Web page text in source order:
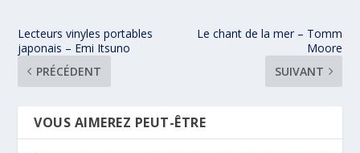
Lecteurs vinyles portables
japonais – Emi Itsuno
PRÉCÉDENT
Le chant de la mer – Tomm
Moore
SUIVANT
VOUS AIMEREZ PEUT-ÊTRE